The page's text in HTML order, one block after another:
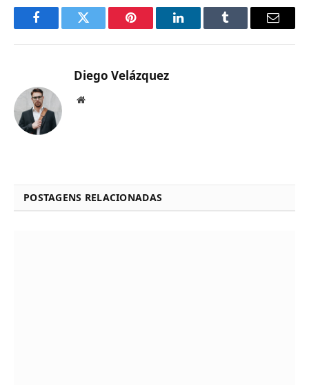
FacebookTwitter Pinterest LinkedInTumblr Email
Diego Velázquez
Website
POSTAGENS RELACIONADAS